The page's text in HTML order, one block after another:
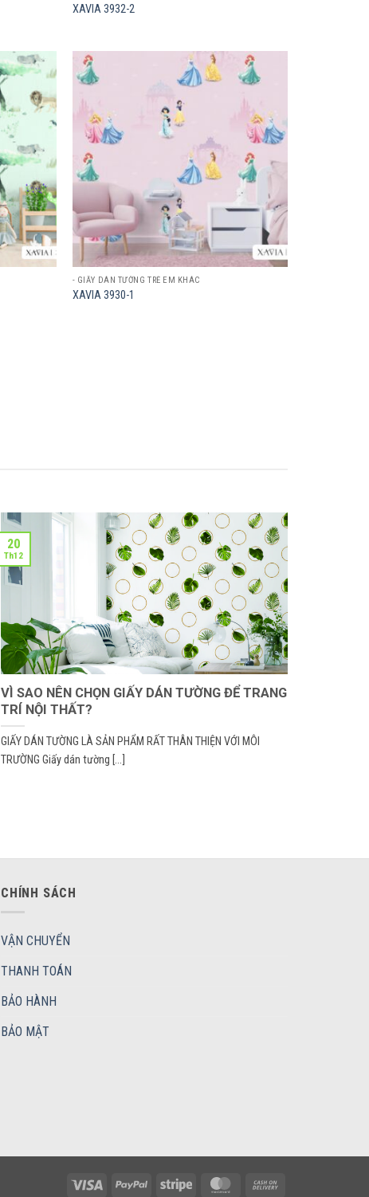
XAVIA 3932-2
Add to
wishlist
- GIẤY DÁN TƯỜNG TRẺ EM KHÁC
XAVIA 3930-1
VÌ SAO NÊN CHỌN GIẤY DÁN TƯỜNG ĐỂ TRANG
TRÍ NỘI THẤT?
GIẤY DÁN TƯỜNG LÀ SẢN PHẨM RẤT THÂN THIỆN VỚI MÔI
TRƯỜNG Giấy dán tường [...]
20
Th12
CHÍNH SÁCH
VẬN CHUYỂN
THANH TOÁN
BẢO HÀNH
BẢO MẬT
Visa PayPal Stripe MasterCard